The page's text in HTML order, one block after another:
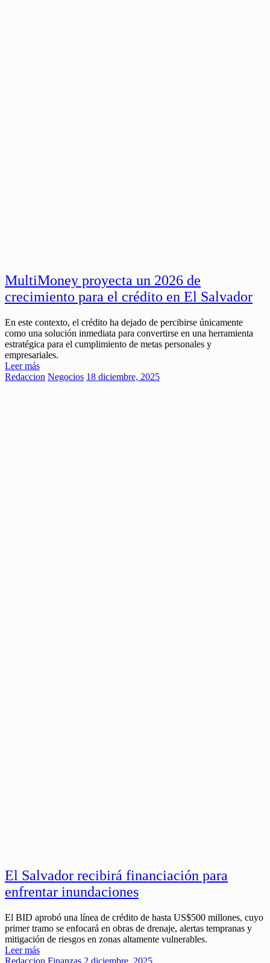
MultiMoney proyecta un 2026 de
crecimiento para el crédito en El Salvador
En este contexto, el crédito ha dejado de percibirse únicamente
como una solución inmediata para convertirse en una herramienta
estratégica para el cumplimiento de metas personales y
empresariales.
Leer más
Redaccion Negocios 18 diciembre, 2025
El Salvador recibirá financiación para
enfrentar inundaciones
El BID aprobó una línea de crédito de hasta US$500 millones, cuyo
primer tramo se enfocará en obras de drenaje, alertas tempranas y
mitigación de riesgos en zonas altamente vulnerables.
Leer más